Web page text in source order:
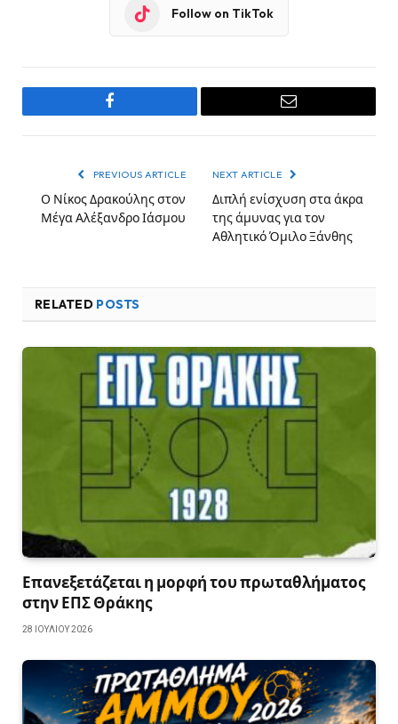
Follow on TikTok
Facebook Email
PREVIOUS ARTICLE
Ο Νίκος Δρακούλης στον
Μέγα Αλέξανδρο Ιάσμου
NEXT ARTICLE
Διπλή ενίσχυση στα άκρα
της άμυνας για τον
Αθλητικό Όμιλο Ξάνθης
RELATED POSTS
Επανεξετάζεται η μορφή του πρωταθλήματος
στην ΕΠΣ Θράκης
28 ΙΟΥΛΊΟΥ 2026